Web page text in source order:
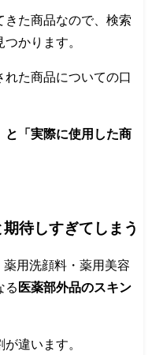
きた商品なので、検索
かります。
た商品についての口
と「実際に使用した商
待しすぎてしまう
薬用洗顔料・薬用美容
る 医薬部外品のスキン
違います。